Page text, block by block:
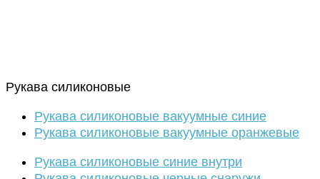
Рукава силиконовые
Рукава силиконовые вакуумные синие
Рукава силиконовые вакуумные оранжевые
Рукава силиконовые синие внутри